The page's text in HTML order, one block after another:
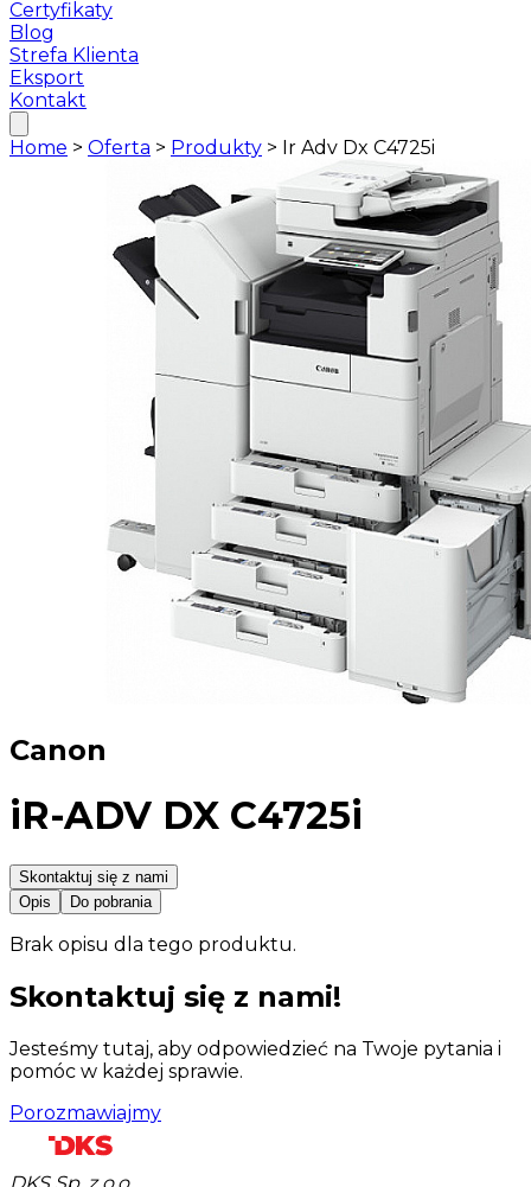
Certyfikaty
Blog
Strefa Klienta
Eksport
Kontakt
Home > Oferta > Produkty > Ir Adv Dx C4725i
Canon
iR-ADV DX C4725i
Skontaktuj się z nami
Opis
Do pobrania
Brak opisu dla tego produktu.
Skontaktuj się z nami!
Jesteśmy tutaj, aby odpowiedzieć na Twoje pytania i
pomóc w każdej sprawie.
Porozmawiajmy
DKS Sp. z o.o.